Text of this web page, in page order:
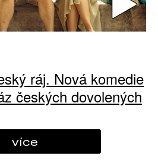
ráj. Nová komedie
českých dovolených
více